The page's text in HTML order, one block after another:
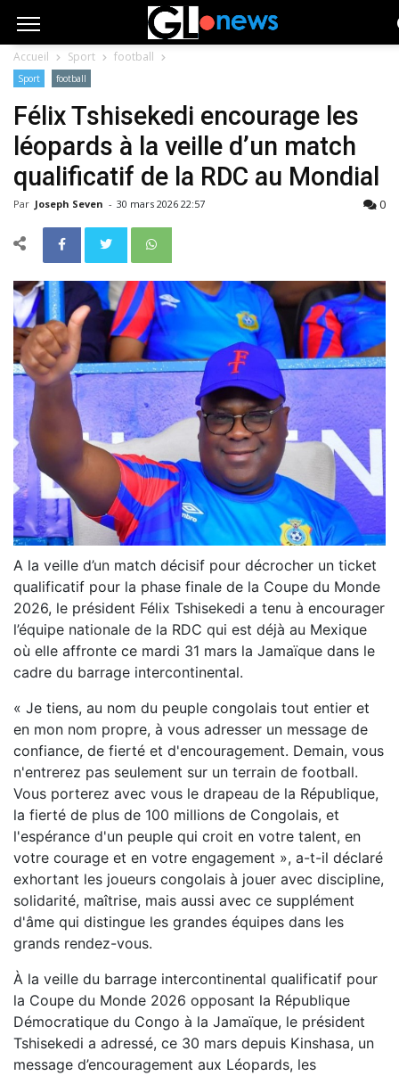
Accueil Sport football
Sport football
Félix Tshisekedi encourage les
léopards à la veille d’un match
qualificatif de la RDC au Mondial
Par Joseph Seven - 30 mars 2026 22:57 0
A la veille d’un match décisif pour décrocher un ticket
qualificatif pour la phase finale de la Coupe du Monde
2026, le président Félix Tshisekedi a tenu à encourager
l’équipe nationale de la RDC qui est déjà au Mexique
où elle affronte ce mardi 31 mars la Jamaïque dans le
cadre du barrage intercontinental.
« Je tiens, au nom du peuple congolais tout entier et
en mon nom propre, à vous adresser un message de
confiance, de fierté et d'encouragement. Demain, vous
n'entrerez pas seulement sur un terrain de football.
Vous porterez avec vous le drapeau de la République,
la fierté de plus de 100 millions de Congolais, et
l'espérance d'un peuple qui croit en votre talent, en
votre courage et en votre engagement », a-t-il déclaré
exhortant les joueurs congolais à jouer avec discipline,
solidarité, maîtrise, mais aussi avec ce supplément
d'âme qui distingue les grandes équipes dans les
grands rendez-vous.
À la veille du barrage intercontinental qualificatif pour
la Coupe du Monde 2026 opposant la République
Démocratique du Congo à la Jamaïque, le président
Tshisekedi a adressé, ce 30 mars depuis Kinshasa, un
message d’encouragement aux Léopards, les